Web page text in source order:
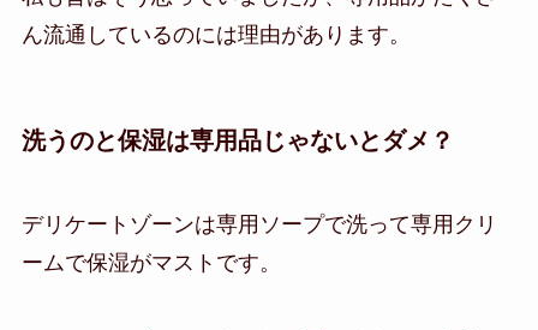
ん流通しているのには理由があります。
洗うのと保湿は専用品じゃないとダメ？
デリケートゾーンは専用ソープで洗って専用クリ
ームで保湿がマストです。